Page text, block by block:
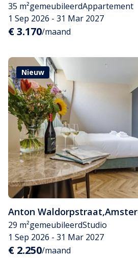
35 m²gemeubileerdAppartement
1 Sep 2026 - 31 Mar 2027
€ 3.170/maand
Nieuw
Anton Waldorpstraat,
29 m²gemeubileerdStudio
1 Sep 2026 - 31 Mar 2027
€ 2.250/maand